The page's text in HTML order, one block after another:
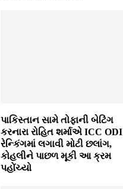
પાકિસ્તાન સામે તોફાની બેટિંગ
કરનારા રોહિત શર્માએ ICC ODI
રેન્કિંગમાં લગાવી મોટી છલાંગ,
કોહલીને પાછળ મૂકી આ ક્રમ
પહોંચ્યો